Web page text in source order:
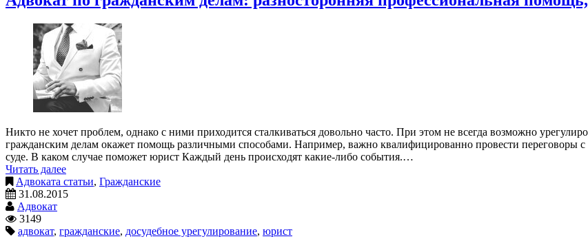
Никто не хочет проблем, однако с ними приходится сталкиваться довольно часто. При этом не всегда возможно
гражданским делам окажет помощь различными способами. Например, важно квалифицированно провести переговоры с
суде. В каком случае поможет юрист Каждый день происходят какие-либо события.…
Читать далее
Адвоката статьи, Гражданские
31.08.2015
Адвокат
3149
адвокат, гражданские, досудебное урегулирование, юрист